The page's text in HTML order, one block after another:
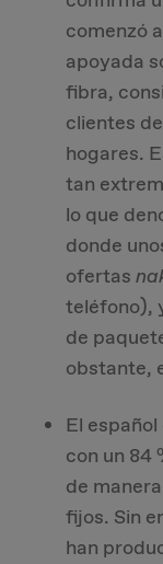
comenzó
apoyada
fibra,
clientes
hogares.
tan
lo que
donde
ofertas
teléfono),
de
obstante,
El
con un 84
de
fijos. Sin
han